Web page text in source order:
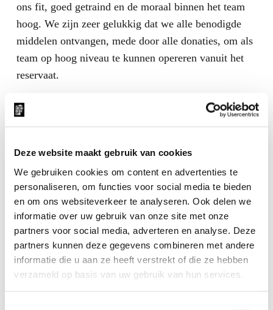
Deze website maakt gebruik van cookies
We gebruiken cookies om content en advertenties te
personaliseren, om functies voor social media te bieden
en om ons websiteverkeer te analyseren. Ook delen we
informatie over uw gebruik van onze site met onze
partners voor social media, adverteren en analyse. Deze
partners kunnen deze gegevens combineren met andere
informatie die u aan ze heeft verstrekt of die ze hebben
verzameld op basis van uw gebruik van hun services.
ons fit, goed getraind en de moraal binnen het team
hoog. We zijn zeer gelukkig dat we alle benodigde
middelen ontvangen, mede door alle donaties, om als
team op hoog niveau te kunnen opereren vanuit het
reservaat.
STEUN DE SUZUKI RHINO CLUB
Draag jij de neushoorn en de bescherming van dit
uitsterving en draag je steentje bij. Doneer dan aan de
Stichting Suzuki Rhino Club via onderstaande box.